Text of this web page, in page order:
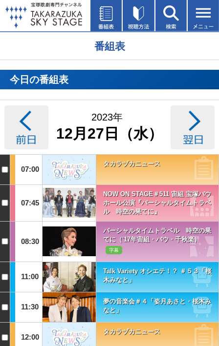
番組表
今日の番組表
2023年
12月27日（水）
07:00
タカラヅカニュース
07:45
NOW ON STAGE＃511 宙組 宝塚バウ
ホール公演『パーシャルタイムトラベ
ル 時空の果てに』
08:30
パーシャルタイムトラベル 時空の果
てに（'17年宙組・バウ・千秋楽）
字幕
11:00
Talk Variety オシエテ！？ ＃５３「桜
木みなと」
11:30
夢の音楽会＃４「姿月あさと・桜木み
なと」
12:00
タカラヅカニュース